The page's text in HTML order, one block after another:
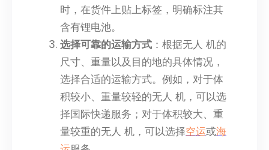
时，在货件上贴上标签，明确标注其
含有锂电池。
选择可靠的运输方式 ：根据无人 机的
尺寸、重量以及目的地的具体情况，
选择合适的运输方式。例如，对于体
积较小、重量较轻的无人 机，可以选
择国际快递服务；对于体积较大、重
量较重的无人 机，可以选择空运或海